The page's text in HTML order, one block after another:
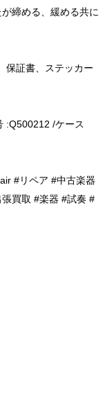
締める、緩める共に
保証書、ステッカー
:Q500212 /ケース
#リペア #中古楽器
買取 #楽器 #試奏 #